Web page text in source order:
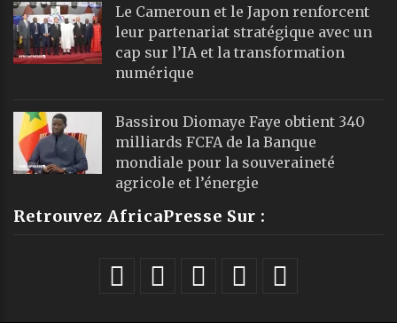
Le Cameroun et le Japon renforcent
leur partenariat stratégique avec un
cap sur l’IA et la transformation
numérique
Bassirou Diomaye Faye obtient 340
milliards FCFA de la Banque
mondiale pour la souveraineté
agricole et l’énergie
Retrouvez AfricaPresse Sur :